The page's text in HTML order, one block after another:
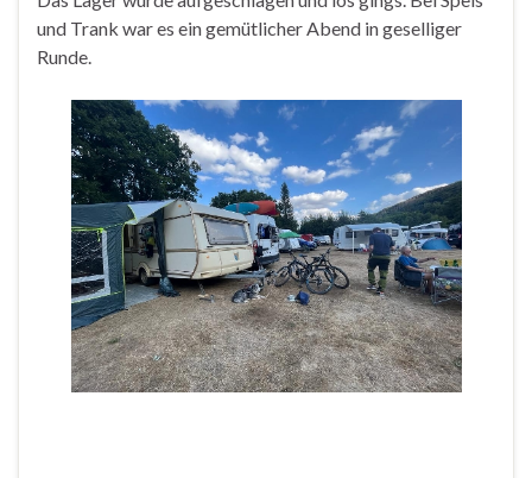
und Trank war es ein gemütlicher Abend in geselliger
Runde.